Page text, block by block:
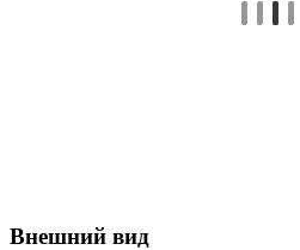
Внешний вид